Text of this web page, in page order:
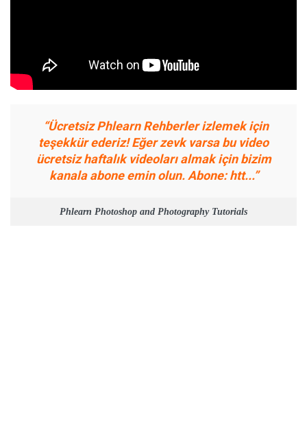
“Ücretsiz Phlearn Rehberler izlemek için
teşekkür ederiz! Eğer zevk varsa bu video
ücretsiz haftalık videoları almak için bizim
kanala abone emin olun. Abone: htt...”
Phlearn Photoshop and Photography Tutorials